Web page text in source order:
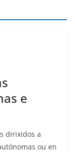
e
dirixidos a
ou en